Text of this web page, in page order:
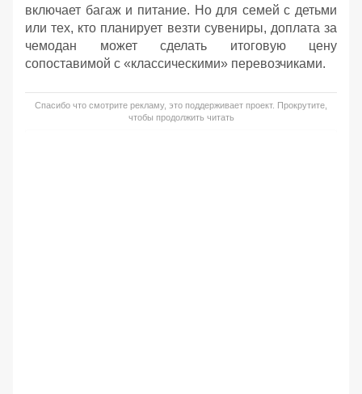
включает багаж и питание. Но для семей с детьми
или тех, кто планирует везти сувениры, доплата за
чемодан может сделать итоговую цену
сопоставимой с «классическими» перевозчиками.
Спасибо что смотрите рекламу, это поддерживает проект. Прокрутите,
чтобы продолжить читать